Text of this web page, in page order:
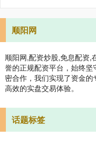
顺阳网
顺阳网,配资炒股,免息配资,
誉的正规配资平台，始终
密合作，我们实现了资金的
高效的实盘交易体验。
话题标签